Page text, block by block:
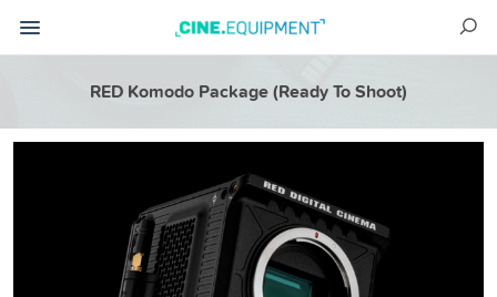
RED Komodo Package (Ready To Shoot)